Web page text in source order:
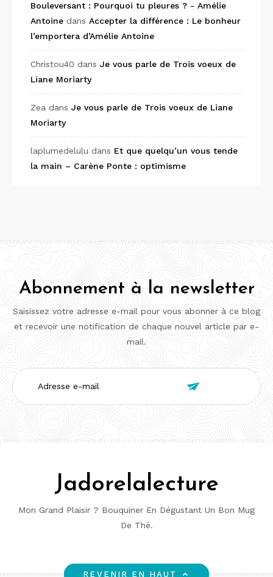
Bouleversant : Pourquoi tu pleures ? - Amélie
Antoine dans Accepter la différence : Le bonheur
l’emportera d’Amélie Antoine
Christou40 dans Je vous parle de Trois voeux de
Liane Moriarty
Zea dans Je vous parle de Trois voeux de Liane
Moriarty
laplumedelulu dans Et que quelqu’un vous tende
la main – Carène Ponte : optimisme
Abonnement à la newsletter
Saisissez votre adresse e-mail pour vous abonner à ce blog
et recevoir une notification de chaque nouvel article par e-
mail.
Adresse
e-
mail

Jadorelalecture
Mon Grand Plaisir ? Bouquiner En Dégustant Un Bon Mug
De Thé.
REVENIR EN HAUT